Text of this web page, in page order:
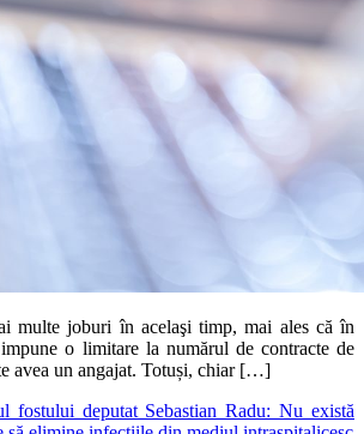
multe joburi în acelaşi timp, mai ales că în
o limitare la numărul de contracte de
avea un angajat. Totuși, chiar […]
fostului deputat Sebastian Radu: Nu există